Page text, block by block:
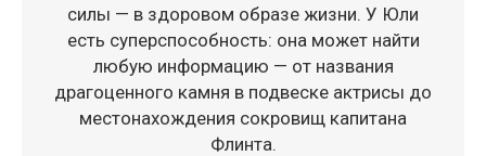
силы — в здоровом образе жизни. У Юли
есть суперспособность: она может найти
любую информацию — от названия
драгоценного камня в подвеске актрисы до
местонахождения сокровищ капитана
Флинта.